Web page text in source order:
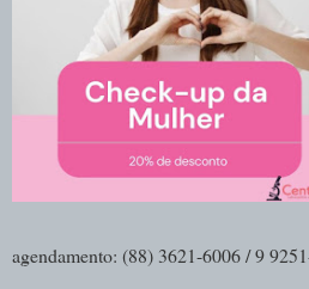
agendamento: (88) 3621-6006 / 9